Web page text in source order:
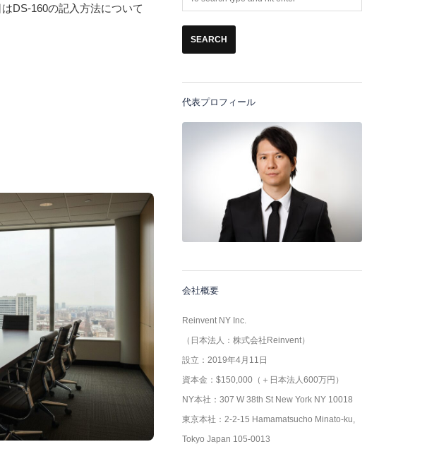
DS-160の記入方法について
代表プロフィール
会社概要
Reinvent NY Inc.
（日本法人：株式会社Reinvent）
設立：2019年4月11日
資本金：$150,000（＋日本法人600万円）
NY本社：307 W 38th St New York NY 10018
東京本社：2-2-15 Hamamatsucho Minato-ku,
Tokyo Japan 105-0013